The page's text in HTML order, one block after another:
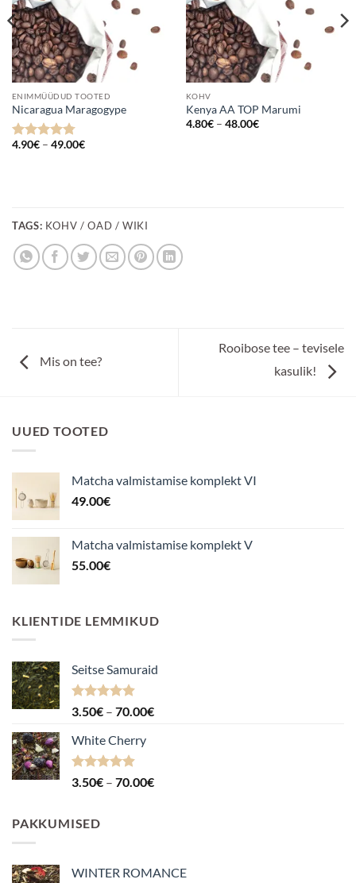
ENIMMÜÜDUD TOOTED
Nicaragua Maragogype
Hinnanguga
4.90€ – 49.00€Hinnavahemik:
KOHV
Kenya AA TOP Marumi
4.80€ – 48.00€Hinnavahemik:
TAGS: KOHV / OAD / WIKI
Mis on tee?
Rooibose tee – tevisele
kasulik!
UUED TOOTED
Matcha valmistamise komplekt VI
49.00€
Matcha valmistamise komplekt V
55.00€
KLIENTIDE LEMMIKUD
Seitse Samuraid
Hinnanguga
3.50€ – 70.00€Hinnavahemik:
White Cherry
Hinnanguga
3.50€ – 70.00€Hinnavahemik:
PAKKUMISED
WINTER ROMANCE